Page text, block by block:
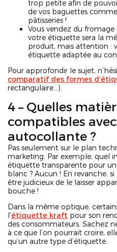
trop petite afin de
de vos baguettes
pâtisseries !
Vous vendez du
votre étiquette sera la
produit, mais attention :
étiquette adaptée au
Pour approfondir le sujet,
comparatif des formes
rectangulaire…).
4 – Quelles
compatibles
autocollante ?
Pas seulement sur le plan
marketing. Par exemple, quel
étiquette transparente pour
blanc ? Aucun ! En revanche,
être judicieux de le laisser
bouche !
Dans la même optique,
l’étiquette kraft pour son
des consommateurs. Sachez
à ce que l’on pourrait croire,
qu’un autre type d’étiquette.